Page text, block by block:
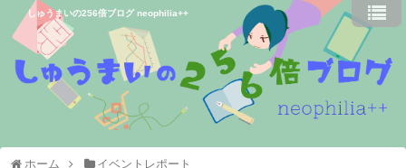
しゅうまいの256倍ブログ neophilia++
ホーム イベントレポート